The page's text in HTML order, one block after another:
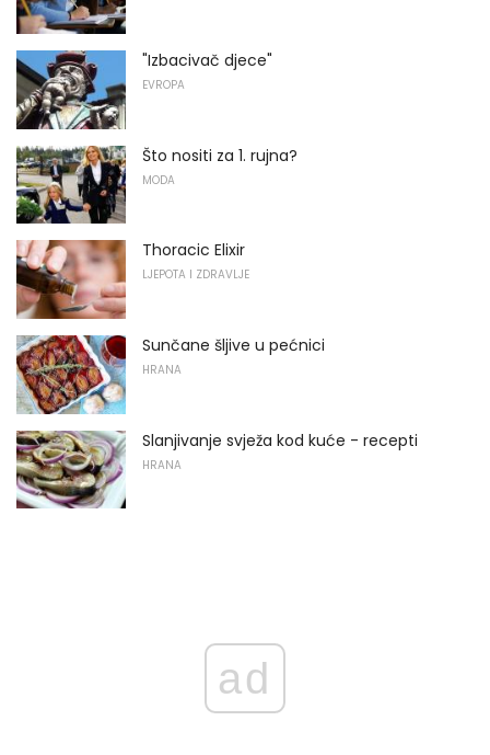
"Izbacivač djece"
EVROPA
Što nositi za 1. rujna?
MODA
Thoracic Elixir
LJEPOTA I ZDRAVLJE
Sunčane šljive u pećnici
HRANA
Slanjivanje svježa kod kuće - recepti
HRANA
ad